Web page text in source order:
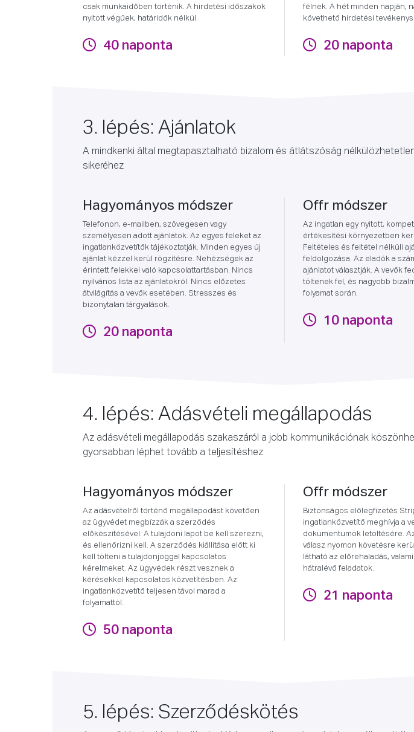
csak munkaidőben történik. A hirdetési időszakok
nyitott végűek, határidők nélkül.
40 naponta
félnek. A hét minden napján,
követhető hirdetési
20 naponta
3. lépés: Ajánlatok
A mindkenki által megtapasztalható bizalom és átlátszóság
sikeréhez
Hagyományos módszer
Telefonon, e-mailben, szövegesen vagy
személyesen adott ajánlatok. Az egyes feleket az
ingatlanközvetítők tájékoztatják. Minden egyes új
ajánlat kézzel kerül rögzítésre. Nehézségek az
érintett felekkel való kapcsolattartásban. Nincs
nyilvános lista az ajánlatokról. Nincs előzetes
átvilágítás a vevők esetében. Stresszes és
bizonytalan tárgyalások.
20 naponta
Offr módszer
Az ingatlan egy nyitott,
értékesítési környezetben
Feltételes és feltétel nélküli
feldolgozása. Az eladók a
ajánlatot választják. A vevők
töltenek fel, és nagyobb
folyamat során.
10 naponta
4. lépés: Adásvételi megállapodás
Az adásvételi megállapodás szakaszáról a jobb kommunikációnak
gyorsabban léphet tovább a teljesítéshez
Hagyományos módszer
Az adásvételről történő megállapodást követően
az ügyvédet megbízzák a szerződés
előkészítésével. A tulajdoni lapot be kell szerezni,
és ellenőrizni kell. A szerződés kiállítása előtt ki
kell tölteni a tulajdonjoggal kapcsolatos
kérelmeket. Az ügyvédek részt vesznek a
kérésekkel kapcsolatos közvetítésben. Az
ingatlanközvetítő teljesen távol marad a
folyamattól.
50 naponta
Offr módszer
Biztonságos előlegfizetés
ingatlanközvetítő meghívja a
dokumentumok letöltésére.
válasz nyomon követésre
látható az előrehaladás,
hátralévő feladatok.
21 naponta
5. lépés: Szerződéskötés